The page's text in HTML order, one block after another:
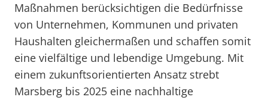
Maßnahmen berücksichtigen die Bedürfnisse
von Unternehmen, Kommunen und privaten
Haushalten gleichermaßen und schaffen somit
eine vielfältige und lebendige Umgebung. Mit
einem zukunftsorientierten Ansatz strebt
Marsberg bis 2025 eine nachhaltige